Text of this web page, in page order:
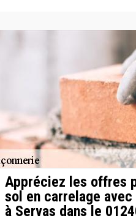
Appréciez les offres
sol en carrelage
à Servas dans le